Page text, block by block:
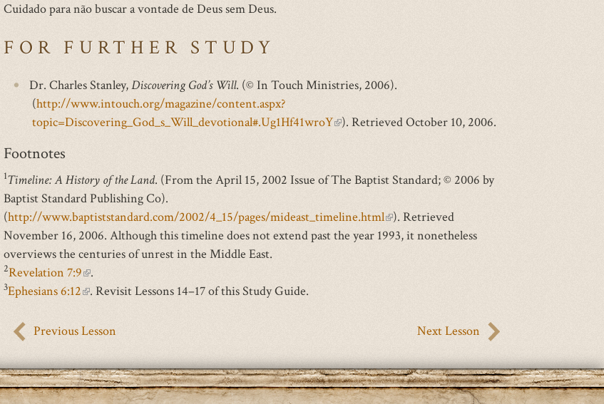
Cuidado para não buscar a vontade de Deus sem Deus.
FOR FURTHER STUDY
Dr. Charles Stanley,Discovering God’s Will. (© In Touch Ministries, 2006).
(http://www.intouch.org/magazine/content.aspx?
topic=Discovering_God_s_Will_devotional#.Ug1Hf41wroY
(link ). Retrieved October 10, 2006.
Footnotes
1Timeline: A History of the Land. (From the April 15, 2002 Issue of The Baptist Standard; © 2006 by
Baptist Standard Publishing Co).
(http://www.baptiststandard.com/2002/4_15/pages/mideast_timeline.html(link
is
). Retrieved
November 16, 2006. Although this timeline does not extend past the year 1993, it nonetheless
overviews the centuries of unrest in the Middle East.
2Revelation 7:9(link
is
.
3Ephesians 6:12(link
external)
. Revisit Lessons 14–17 of this Study Guide.
Previous Lesson Next Lesson